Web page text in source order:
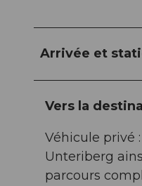
Arrivée et
Vers la
Véhicule privé
Unteriberg
parcours